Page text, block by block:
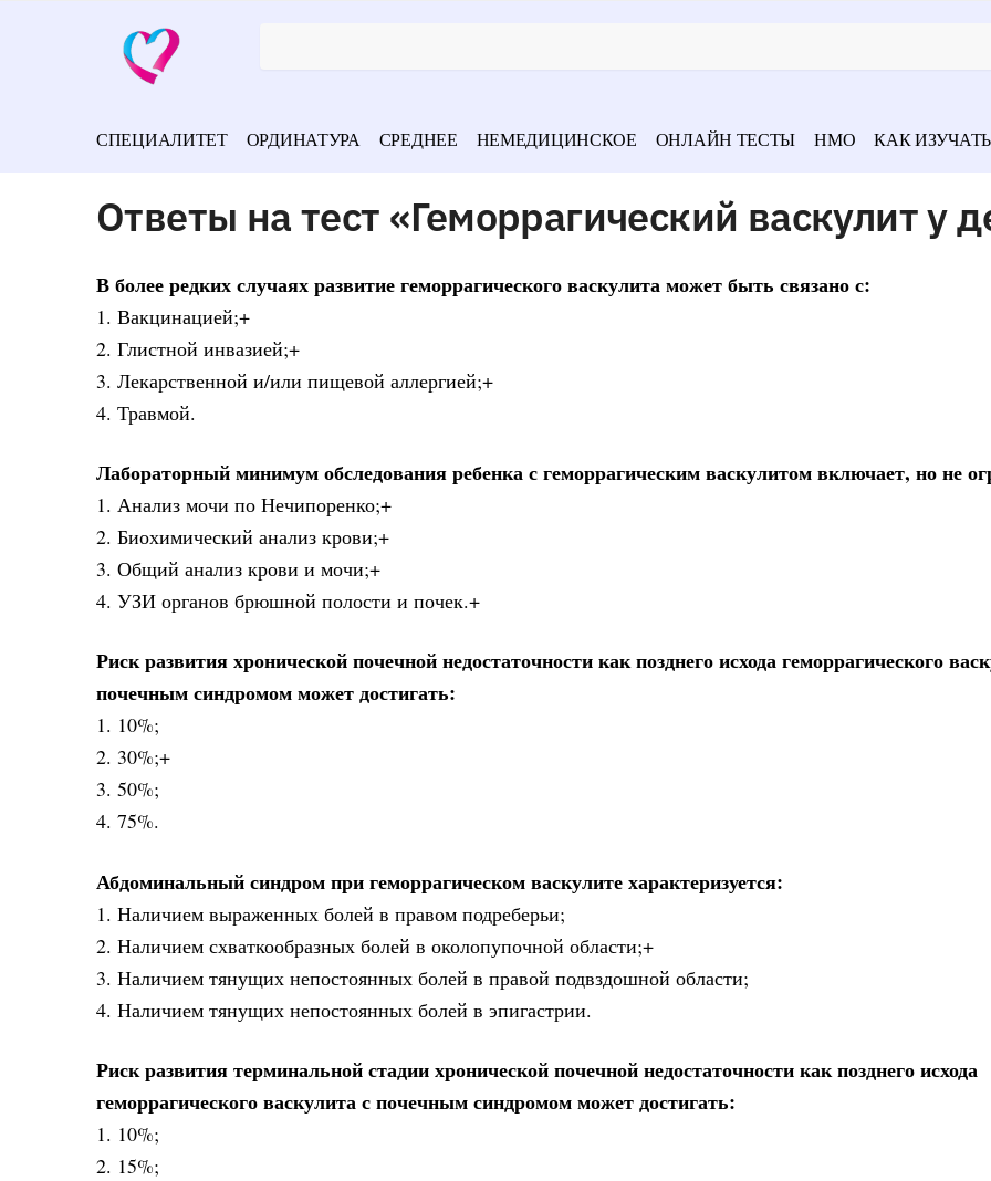
СПЕЦИАЛИТЕТ ОРДИНАТУРА СРЕДНЕЕ НЕМЕДИЦИНСКОЕ ОНЛАЙН ТЕСТЫ НМО КАК ИЗУЧАТЬ
Ответы на тест «Геморрагический васкулит у
В более редких случаях развитие геморрагического васкулита может быть связано с:
1. Вакцинацией;+
2. Глистной инвазией;+
3. Лекарственной и/или пищевой аллергией;+
4. Травмой.
Лабораторный минимум обследования ребенка с геморрагическим васкулитом включает, но не
1. Анализ мочи по Нечипоренко;+
2. Биохимический анализ крови;+
3. Общий анализ крови и мочи;+
4. УЗИ органов брюшной полости и почек.+
Риск развития хронической почечной недостаточности как позднего исхода геморрагического
почечным синдромом может достигать:
1. 10%;
2. 30%;+
3. 50%;
4. 75%.
Абдоминальный синдром при геморрагическом васкулите характеризуется:
1. Наличием выраженных болей в правом подреберьи;
2. Наличием схваткообразных болей в околопупочной области;+
3. Наличием тянущих непостоянных болей в правой подвздошной области;
4. Наличием тянущих непостоянных болей в эпигастрии.
Риск развития терминальной стадии хронической почечной недостаточности как позднего исхода
геморрагического васкулита с почечным синдромом может достигать:
1. 10%;
2. 15%;